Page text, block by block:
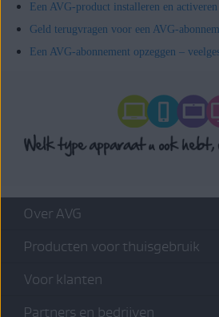
Een AVG-product installeren en activeren
Geld terugvragen voor een AVG-
Een AVG-abonnement opzeggen –
Over AVG
Producten voor thuisgebruik
Voor klanten
Partners en bedrijven